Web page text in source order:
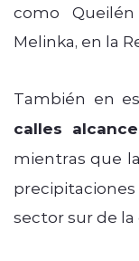
como
Melinka, en la
También en
calles
mientras que
sector sur de la